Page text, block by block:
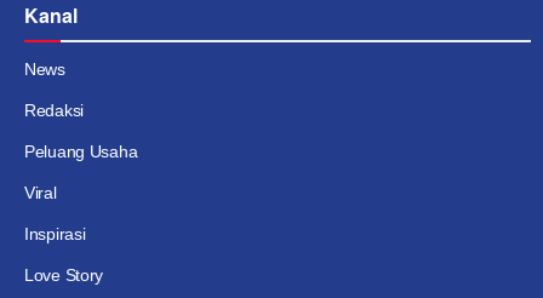
Kanal
News
Redaksi
Peluang Usaha
Viral
Inspirasi
Love Story